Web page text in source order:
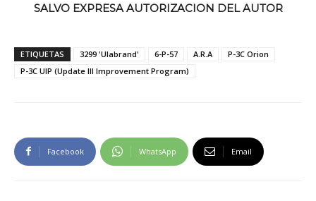
SALVO EXPRESA AUTORIZACION DEL AUTOR
ETIQUETAS 3299 'Ulabrand' 6-P-57 A.R.A
P-3C Orion
P-3C UIP (Update III Improvement Program)
Facebook WhatsApp Email